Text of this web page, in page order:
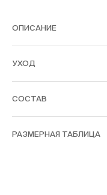
ОПИСАНИЕ
УХОД
СОСТАВ
РАЗМЕРНАЯ ТАБЛИЦА